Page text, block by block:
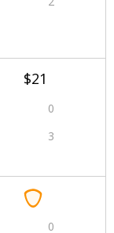
$21
0
3
0